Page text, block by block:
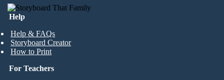
Help
Help & FAQs
Storyboard Creator
How to Print
For Teachers